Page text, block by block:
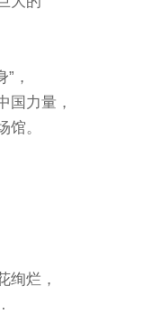
，
力量，
。
烂，